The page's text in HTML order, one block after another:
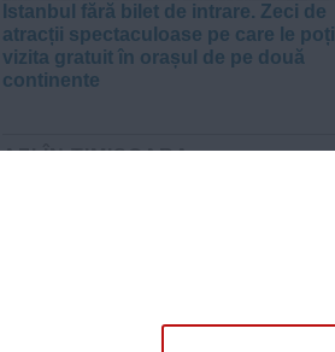
Istanbul fără bilet de intrare. Zeci de
atracții spectaculoase pe care le poți
vizita gratuit în orașul de pe două
continente
AZI ÎN TIMIȘOARA